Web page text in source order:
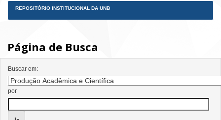
REPOSITÓRIO INSTITUCIONAL DA UNB
Página de Busca
Buscar em:
por